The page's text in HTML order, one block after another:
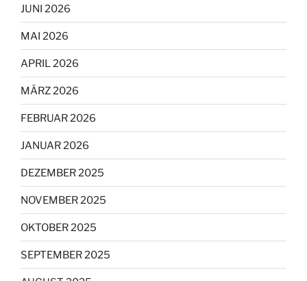
JUNI 2026
MAI 2026
APRIL 2026
MÄRZ 2026
FEBRUAR 2026
JANUAR 2026
DEZEMBER 2025
NOVEMBER 2025
OKTOBER 2025
SEPTEMBER 2025